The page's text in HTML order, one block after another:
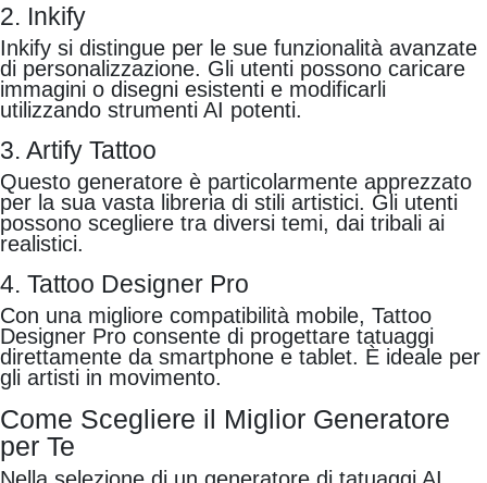
2. Inkify
Inkify si distingue per le sue funzionalità avanzate
di personalizzazione. Gli utenti possono caricare
immagini o disegni esistenti e modificarli
utilizzando strumenti AI potenti.
3. Artify Tattoo
Questo generatore è particolarmente apprezzato
per la sua vasta libreria di stili artistici. Gli utenti
possono scegliere tra diversi temi, dai tribali ai
realistici.
4. Tattoo Designer Pro
Con una migliore compatibilità mobile, Tattoo
Designer Pro consente di progettare tatuaggi
direttamente da smartphone e tablet. È ideale per
gli artisti in movimento.
Come Scegliere il Miglior Generatore
per Te